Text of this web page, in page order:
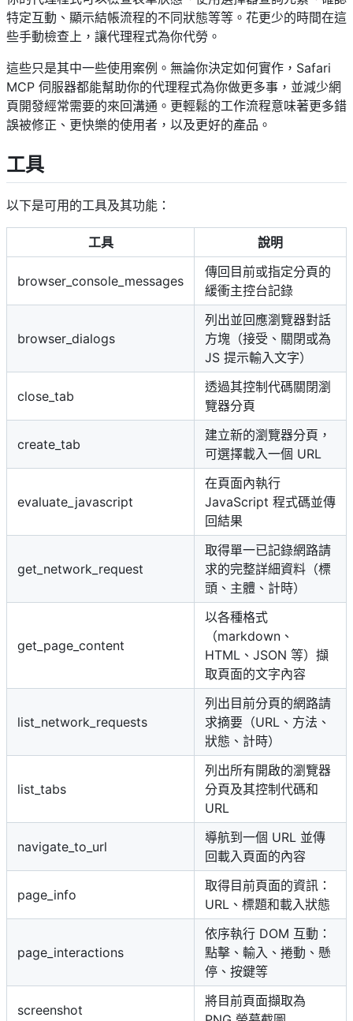
特定互動、顯示結帳流程的不同狀態等等。花更少的時間在這
些手動檢查上，讓代理程式為你代勞。
這些只是其中一些使用案例。無論你決定如何實作，Safari
MCP 伺服器都能幫助你的代理程式為你做更多事，並減少網
頁開發經常需要的來回溝通。更輕鬆的工作流程意味著更多錯
誤被修正、更快樂的使用者，以及更好的產品。
工具
以下是可用的工具及其功能：
工具 說明
browser_console_messages
傳回目前或指定分頁的
緩衝主控台記錄
browser_dialogs
列出並回應瀏覽器對話
方塊（接受、關閉或為
JS 提示輸入文字）
close_tab
透過其控制代碼關閉瀏
覽器分頁
create_tab
建立新的瀏覽器分頁，
可選擇載入一個 URL
evaluate_javascript
在頁面內執行
JavaScript 程式碼並傳
回結果
get_network_request
取得單一已記錄網路請
求的完整詳細資料（標
頭、主體、計時）
get_page_content
以各種格式
（markdown、
HTML、JSON 等）擷
取頁面的文字內容
list_network_requests
列出目前分頁的網路請
求摘要（URL、方法、
狀態、計時）
list_tabs
列出所有開啟的瀏覽器
分頁及其控制代碼和
URL
navigate_to_url
導航到一個 URL 並傳
回載入頁面的內容
page_info
取得目前頁面的資訊：
URL、標題和載入狀態
page_interactions
依序執行 DOM 互動：
點擊、輸入、捲動、懸
停、按鍵等
screenshot
將目前頁面擷取為